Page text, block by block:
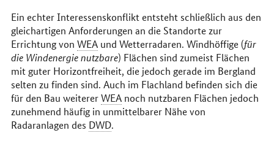
Ein echter Interessenskonflikt entsteht schließlich aus den
gleichartigen Anforderungen an die Standorte zur
Errichtung von WEAund Wetterradaren. Windhöffige (für
die Windenergie nutzbare) Flächen sind zumeist Flächen
mit guter Horizontfreiheit, die jedoch gerade im Bergland
selten zu finden sind. Auch im Flachland befinden sich die
für den Bau weitererWEAnoch nutzbaren Flächen jedoch
zunehmend häufig in unmittelbarer Nähe von
Radaranlagen des DWD.